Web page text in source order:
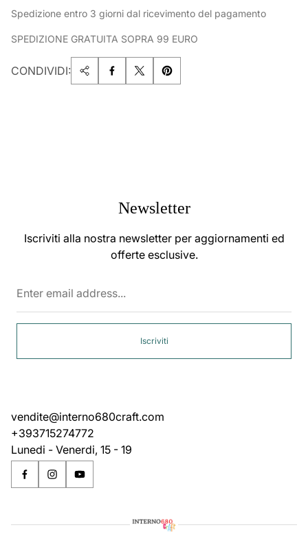
Spedizione entro 3 giorni dal ricevimento del pagamento
SPEDIZIONE GRATUITA SOPRA 99 EURO
CONDIVIDI:
Newsletter
Iscriviti alla nostra newsletter per aggiornamenti ed
offerte esclusive.
Iscriviti
vendite@interno680craft.com
+393715274772
Lunedi - Venerdi, 15 - 19